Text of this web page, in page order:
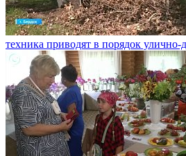
техника приводят в порядок